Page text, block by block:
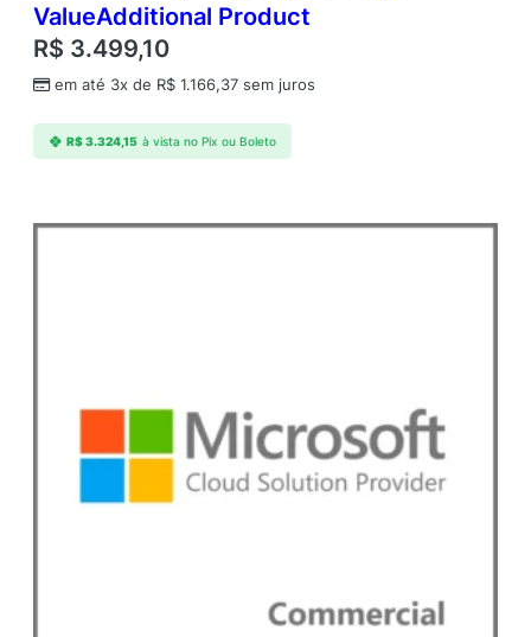
ValueAdditional Product
R$ 3.499,10
em até 3x de R$ 1.166,37 sem juros
R$3.324,15 à vista no Pix ou Boleto